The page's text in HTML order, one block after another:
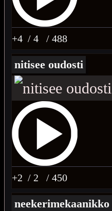
+4 / 4 / 488
nitisee oudosti
+2 / 2 / 450
neekerimekaanikko